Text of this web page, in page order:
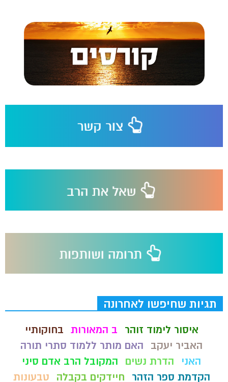
תגיות שחיפשו לאחרונה
איסור לימוד זוהר ב המאורות בחוקותיי
האביר יעקב
האם מותר ללמוד סתרי תורה
האני
הדרת נשים
המקובל הרב אדם סיני
הקדמת ספר הזהר
חיידקים בקבלה
טבעונות